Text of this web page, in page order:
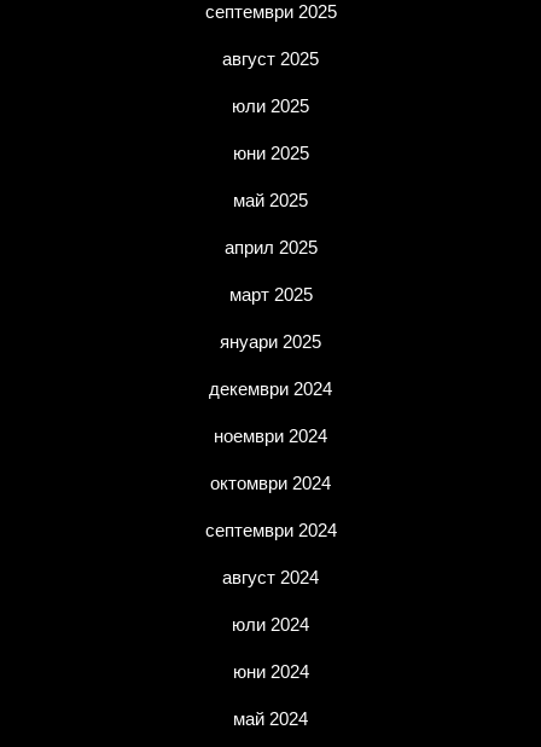
септември 2025
август 2025
юли 2025
юни 2025
май 2025
април 2025
март 2025
януари 2025
декември 2024
ноември 2024
октомври 2024
септември 2024
август 2024
юли 2024
юни 2024
май 2024